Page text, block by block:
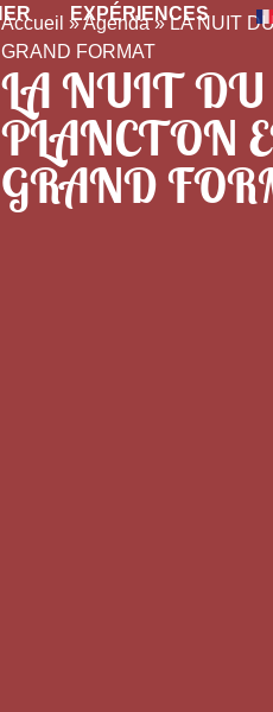
EXPÉRIENCES
Accueil »Agenda»LA NUIT
GRAND FORMAT
LA NUIT DU
PLANCTON
GRAND